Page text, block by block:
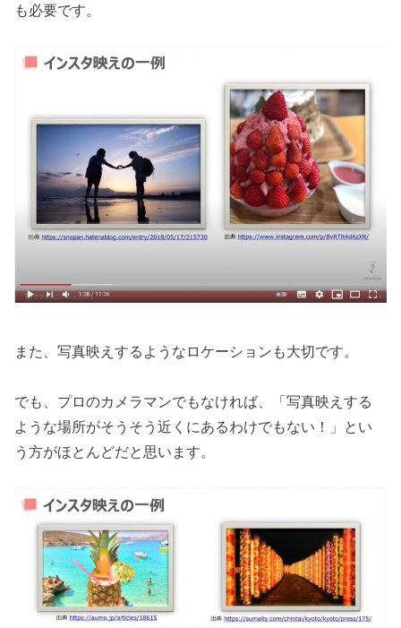
も必要です。
また、写真映えするようなロケーションも大切です。
でも、プロのカメラマンでもなければ、「写真映えする
ような場所がそうそう近くにあるわけでもない！」とい
う方がほとんどだと思います。